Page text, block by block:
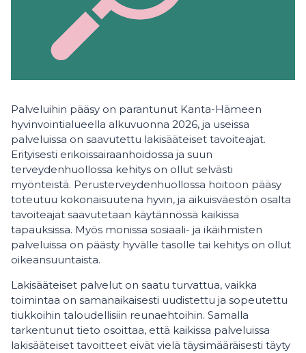
Palveluihin pääsy on parantunut Kanta-Hämeen
hyvinvointialueella alkuvuonna 2026, ja useissa
palveluissa on saavutettu lakisääteiset tavoiteajat.
Erityisesti erikoissairaanhoidossa ja suun
terveydenhuollossa kehitys on ollut selvästi
myönteistä. Perusterveydenhuollossa hoitoon pääsy
toteutuu kokonaisuutena hyvin, ja aikuisväestön osalta
tavoiteajat saavutetaan käytännössä kaikissa
tapauksissa. Myös monissa sosiaali- ja ikäihmisten
palveluissa on päästy hyvälle tasolle tai kehitys on ollut
oikeansuuntaista.
Lakisääteiset palvelut on saatu turvattua, vaikka
toimintaa on samanaikaisesti uudistettu ja sopeutettu
tiukkoihin taloudellisiin reunaehtoihin. Samalla
tarkentunut tieto osoittaa, että kaikissa palveluissa
lakisääteiset tavoitteet eivät vielä täysimääräisesti täyty